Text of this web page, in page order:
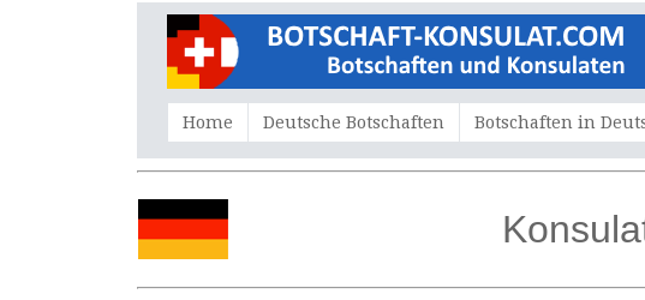
Home Deutsche Botschaften Botschaften in